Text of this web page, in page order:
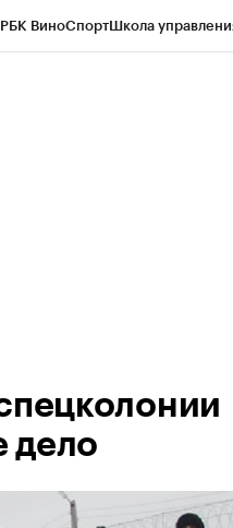
РБК ВиноСпортШкола
дело